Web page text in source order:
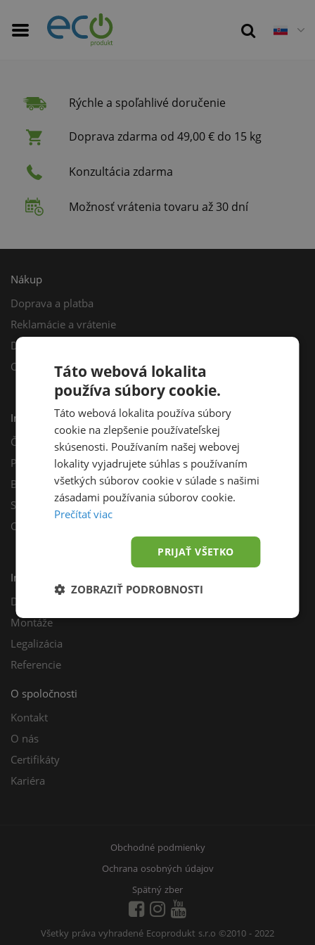
Rýchle a spoľahlivé doručenie
Doprava zdarma od 49,00 € do 15 kg
Konzultácia zdarma
Možnosť vrátenia tovaru až 30 dní
Nákup
Doprava a platba
Reklamácie a vrátenie
Darčekový poukaz
Odberné miesta
Informácie
Často kladené otázky
Poradňa
Blog
Sprievodca výberom fotovoltiky
Odporúčací program
Inštalácie
Dotácie
Montáže
Legalizácia
Referencie
O spoločnosti
Kontakt
O nás
Certifikáty
Kariéra
Obchodné podmienky
Ochrana osobných údajov
Spätný zber
Všetky práva vyhradené Ecoprodukt s.r.o ©2010 - 2022
Táto webová lokalita
používa súbory cookie.
Táto webová lokalita používa súbory
cookie na zlepšenie používateľskej
skúsenosti. Používaním našej webovej
lokality vyjadrujete súhlas s používaním
všetkých súborov cookie v súlade s našimi
zásadami používania súborov cookie.
Prečítať viac
PRIJAŤ VŠETKO
ZOBRAZIŤ PODROBNOSTI